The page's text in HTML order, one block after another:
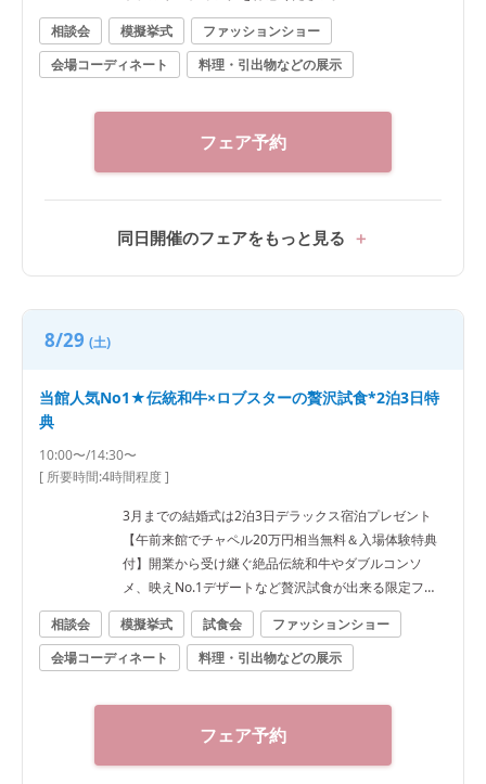
相談会
模擬挙式
ファッションショー
会場コーディネート
料理・引出物などの展示
フェア予約
同日開催のフェアをもっと見る
8/29 (土)
当館人気No1★伝統和牛×ロブスターの贅沢試食*2泊3日特
典
10:00〜/14:30〜
[ 所要時間:4時間程度]
3月までの結婚式は2泊3日デラックス宿泊プレゼント
【午前来館でチャペル20万円相当無料＆入場体験特典
付】開業から受け継ぐ絶品伝統和牛やダブルコンソ
メ、映えNo.1デザートなど贅沢試食が出来る限定フェ
ア
相談会 模擬挙式 試食会
ファッションショー
会場コーディネート
料理・引出物などの展示
フェア予約